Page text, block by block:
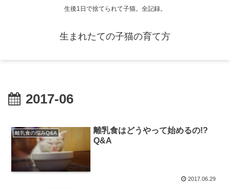
生後1日で捨てられて子猫。全記録。
生まれたての子猫の育て方
2017-06
離乳食の悩みQ&A
離乳食はどうやって始めるの!?
Q&A
2017.06.29